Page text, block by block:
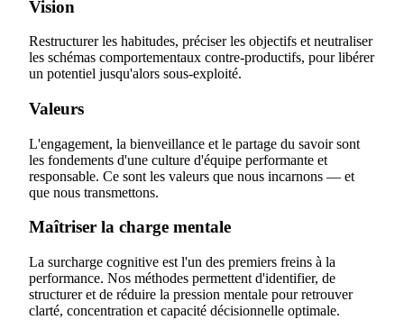
Vision
Restructurer les habitudes, préciser les objectifs et neutraliser
les schémas comportementaux contre-productifs, pour libérer
un potentiel jusqu'alors sous-exploité.
Valeurs
L'engagement, la bienveillance et le partage du savoir sont
les fondements d'une culture d'équipe performante et
responsable. Ce sont les valeurs que nous incarnons — et
que nous transmettons.
Maîtriser la charge mentale
La surcharge cognitive est l'un des premiers freins à la
performance. Nos méthodes permettent d'identifier, de
structurer et de réduire la pression mentale pour retrouver
clarté, concentration et capacité décisionnelle optimale.